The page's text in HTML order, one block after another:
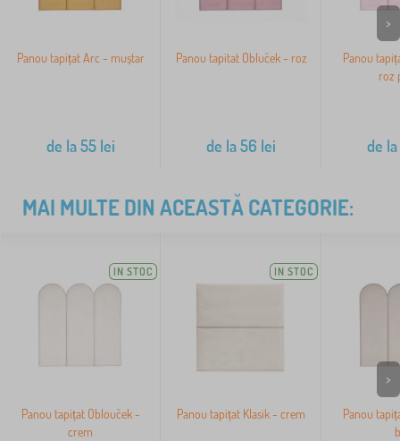
Panou tapițat Arc - muștar
de la55lei
Panou tapitat Obluček - roz
de la56 lei
Panou
roz
de la
>
MAI MULTE DIN ACEASTĂ CATEGORIE:
IN STOC
Panou tapițat Oblouček -
crem
IN STOC
Panou tapițat Klasik - crem
Panou
>